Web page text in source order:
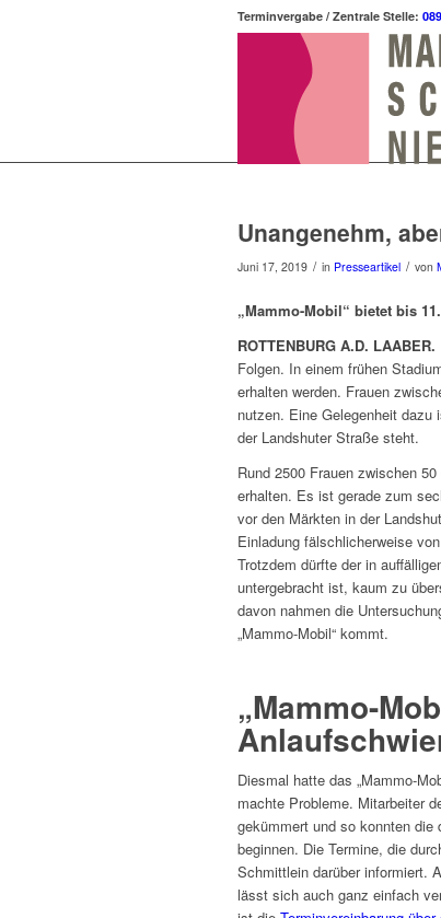
Terminvergabe / Zentrale Stelle:
Unangenehm,
Juni 17, 2019 / in Presseartikel / von
„Mammo-Mobil“ bietet bis
ROTTENBURG A.D. LAABER.
Folgen. In einem frühen
erhalten werden. Frauen
nutzen. Eine Gelegenheit dazu
der Landshuter Straße steht.
Rund 2500 Frauen zwischen
erhalten. Es ist gerade zum
vor den Märkten in der
Einladung fälschlicherweise
Trotzdem dürfte der in
untergebracht ist, kaum zu
davon nahmen die
„Mammo-Mobil“ kommt.
„Mammo-
Diesmal hatte das „Mammo-
machte Probleme. Mitarbeiter
gekümmert und so konnten die
beginnen. Die Termine, die
Schmittlein darüber informiert.
lässt sich auch ganz einfach